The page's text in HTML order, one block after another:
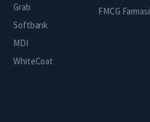
Grab
Softbank
MDI
WhiteCoat
FMCG Farmasi